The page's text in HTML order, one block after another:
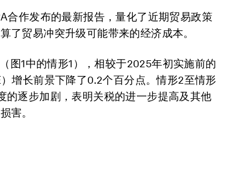
合作发布的最新报告，量化了近期贸易政策
了贸易冲突升级可能带来的经济成本。
图1中的情形1），相较于2025年初实施前的
增长前景下降了0.2个百分点。情形2至情形
的逐步加剧，表明关税的进一步提高及其他
害。